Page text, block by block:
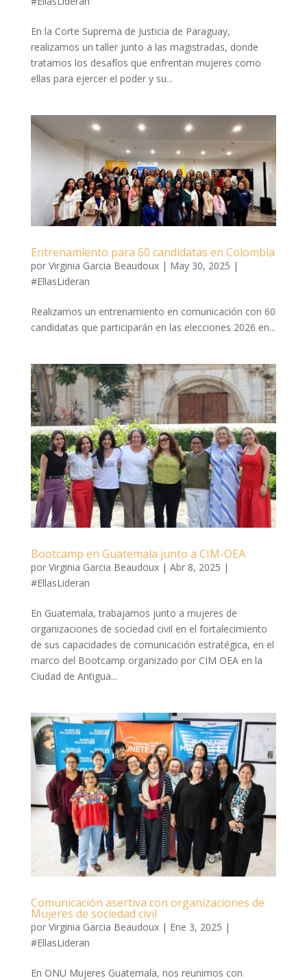
En la Corte Suprema de Justicia de Paraguay,
realizamos un taller junto a las magistradas, donde
tratamos los desafíos que enfrentan mujeres como
ellas para ejercer el poder y su...
Entrenamiento para 60 candidatas en Colombia
por Virginia Garcia Beaudoux| May 30, 2025 |
#EllasLideran
Realizamos un entrenamiento en comunicación con 60
candidatas que participarán en las elecciones 2026 en...
Bootcamp en Guatemala junto a CIM-OEA
por Virginia Garcia Beaudoux| Abr 8, 2025 |
#EllasLideran
En Guatemala, trabajamos junto a mujeres de
organizaciones de sociedad civil en el fortalecimiento
de sus capacidades de comunicación estratégica, en el
marco del Bootcamp organizado por CIM OEA en la
Ciudad de Antigua...
Comunicación asertiva con organizaciones de
Mujeres de sociedad civil
por Virginia Garcia Beaudoux| Ene 3, 2025 |
#EllasLideran
En ONU Mujeres Guatemala, nos reunimos con